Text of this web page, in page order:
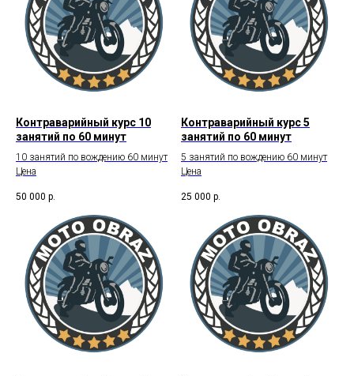
Контраварийный курс 10
занятий по 60 минут
10 занятий по вождению 60 минут
Цена
50 000 р.
Контраварийный курс 5
занятий по 60 минут
5 занятий по вождению 60 минут
Цена
25 000 р.